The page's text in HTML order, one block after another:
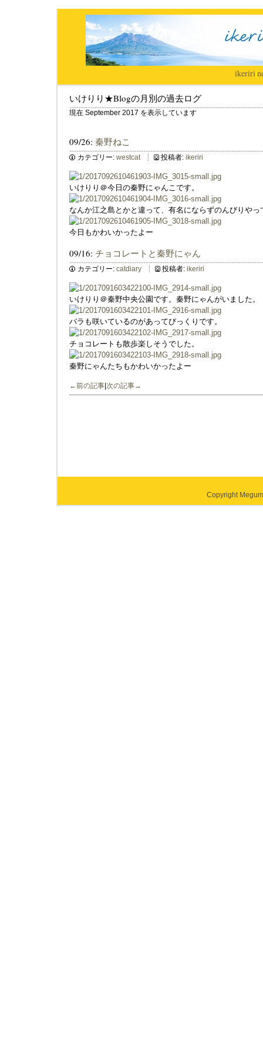
ikeriri|
いけりり★Blogの月別の過去ログ
現在 September 2017 を表示しています
09/26: 秦野ねこ
カテゴリー: westcat 投稿者: ikeriri
いけりり＠今日の秦野にゃんこです。
なんか江之島とかと違って、有名にならずのんびりやっ
今日もかわいかったよー
09/16: チョコレートと秦野にゃん
カテゴリー: catdiary 投稿者: ikeriri
いけりり＠秦野中央公園です。秦野にゃんがいました。
バラも咲いているのがあってびっくりです。
チョコレートも散歩楽しそうでした。
秦野にゃんたちもかわいかったよー
←前の記事 次の記事→
Copyright